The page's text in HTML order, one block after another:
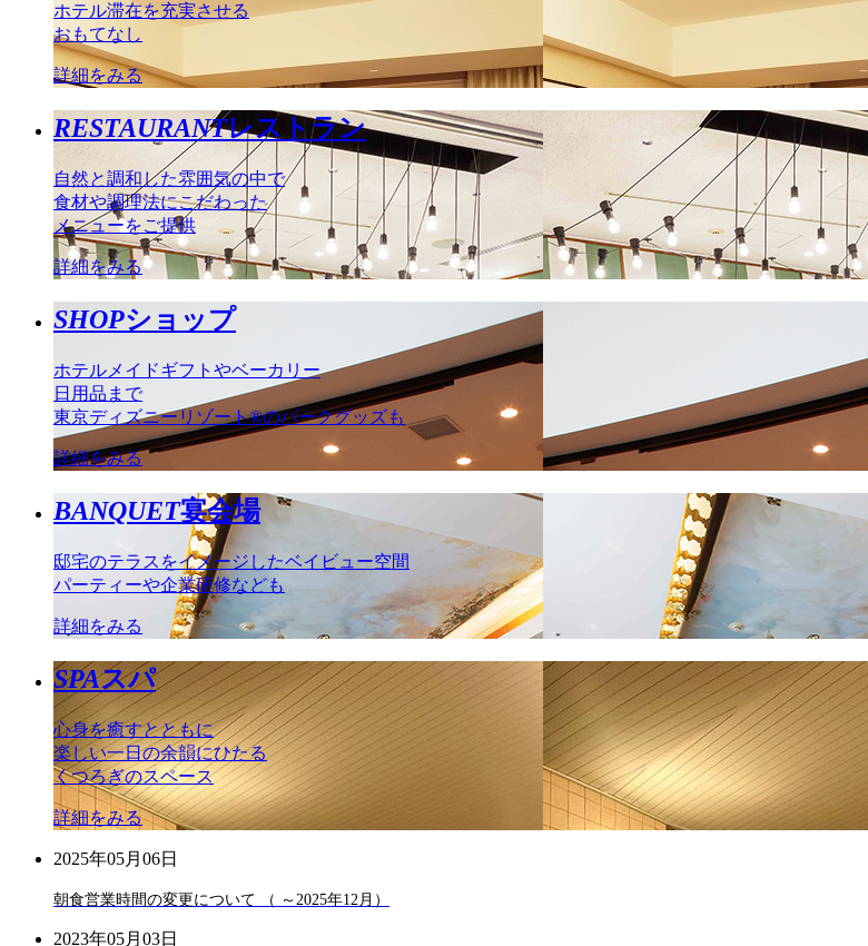
ホテル滞在を充実させる
おもてなし
詳細をみる
RESTAURANTレストラン
自然と調和した雰囲気の中で
食材や調理法にこだわった
メニューをご提供
詳細をみる
SHOPショップ
ホテルメイドギフトやベーカリー
日用品まで
東京ディズニーリゾート®のパークグッズも
詳細をみる
BANQUET宴会場
邸宅のテラスをイメージしたベイビュー空間
パーティーや企業研修なども
詳細をみる
SPAスパ
心身を癒すとともに
楽しい一日の余韻にひたる
くつろぎのスペース
詳細をみる
2025年05月06日
朝食営業時間の変更について （ ～2025年12月）
2023年05月03日